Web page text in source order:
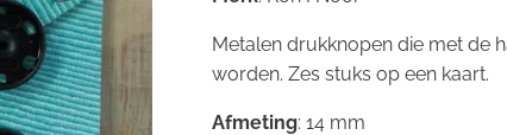
Metalen drukknopen die met de
worden. Zes stuks op een kaart.
Afmeting: 14 mm